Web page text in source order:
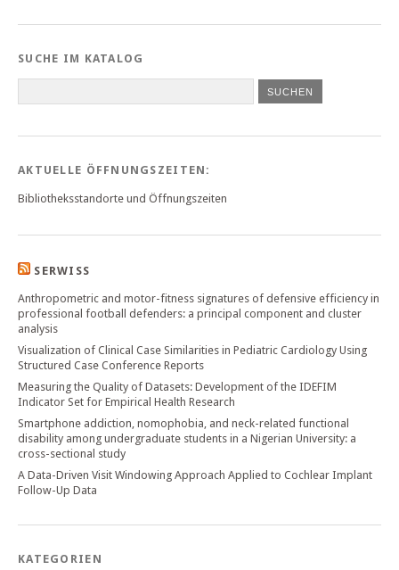
SUCHE IM KATALOG
SUCHEN
AKTUELLE ÖFFNUNGSZEITEN:
Bibliotheksstandorte und Öffnungszeiten
SERWISS
Anthropometric and motor-fitness signatures of defensive efficiency in
professional football defenders: a principal component and cluster
analysis
Visualization of Clinical Case Similarities in Pediatric Cardiology Using
Structured Case Conference Reports
Measuring the Quality of Datasets: Development of the IDEFIM
Indicator Set for Empirical Health Research
Smartphone addiction, nomophobia, and neck-related functional
disability among undergraduate students in a Nigerian University: a
cross-sectional study
A Data-Driven Visit Windowing Approach Applied to Cochlear Implant
Follow-Up Data
KATEGORIEN